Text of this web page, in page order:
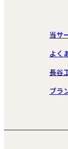
当サ
長谷
よく
ブラ